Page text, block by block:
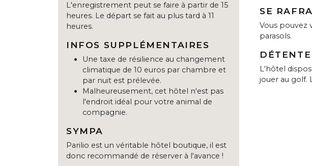
L'enregistrement peut se faire à partir de 15
heures. Le départ se fait au plus tard à 11
heures.
INFOS SUPPLÉMENTAIRES
Une taxe de résilience au changement
climatique de 10 euros par chambre et
par nuit est prélevée.
Malheureusement, cet hôtel n'est pas
l'endroit idéal pour votre animal de
compagnie.
SYMPA
Parilio est un véritable hôtel boutique, il est
donc recommandé de réserver à l'avance !
SE
Vous pouvez
parasols.
L'hôtel
jouer au golf.